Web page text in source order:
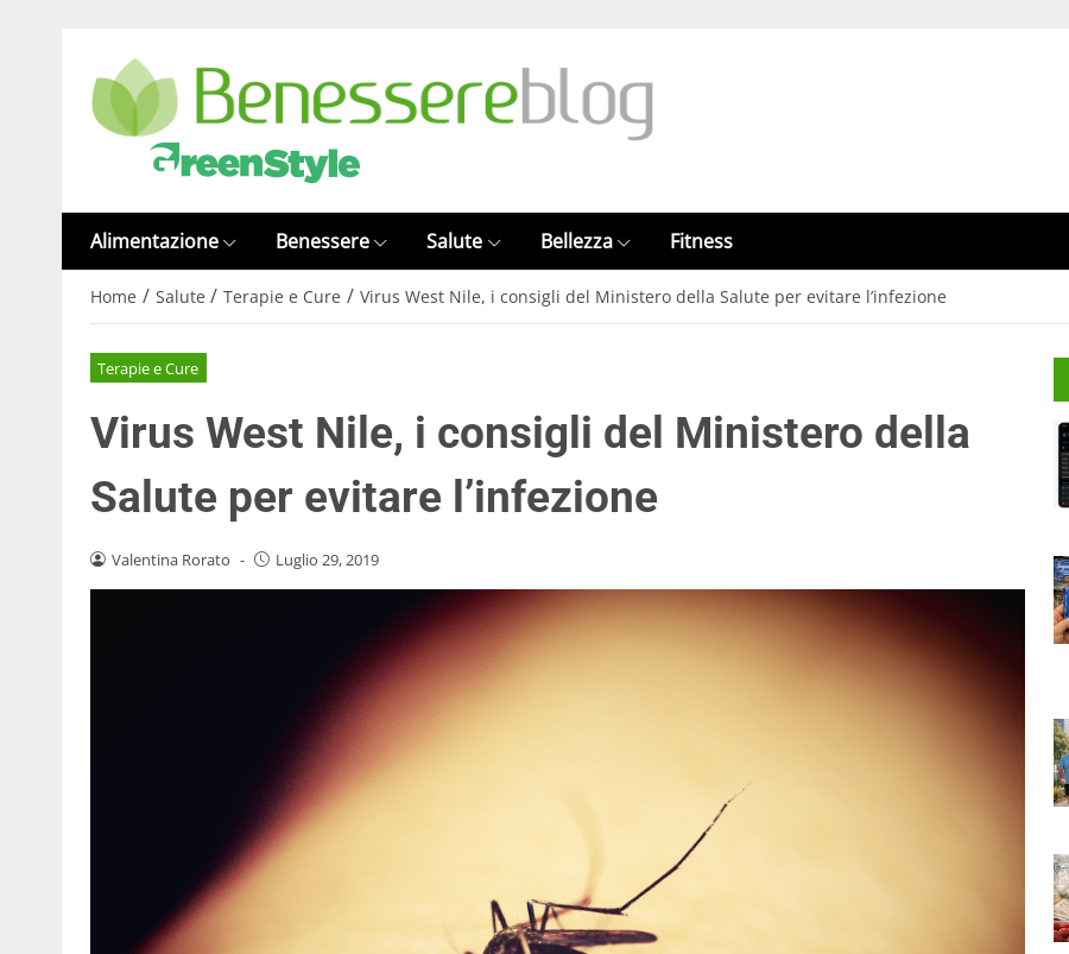
Alimentazione Benessere Salute Bellezza Fitness
Home / Salute / Terapie e Cure / Virus West Nile, i consigli del Ministero della Salute per evitare l’infezione
Terapie e Cure
Virus West Nile, i consigli del Ministero della
Salute per evitare l’infezione
Valentina Rorato - Luglio 29, 2019